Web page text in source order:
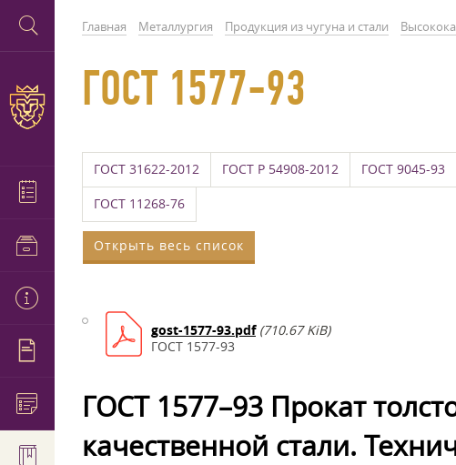
Главная Металлургия Продукция из чугуна и стали
ГОСТ 1577-93
ГОСТ 31622-2012 ГОСТ Р 54908-2012 ГОСТ 9045-93
ГОСТ 11268-76
Открыть весь список
gost-1577-93.pdf (710.67 KiB)
ГОСТ 1577-93
ГОСТ 1577–93 Прокат
качественной стали.